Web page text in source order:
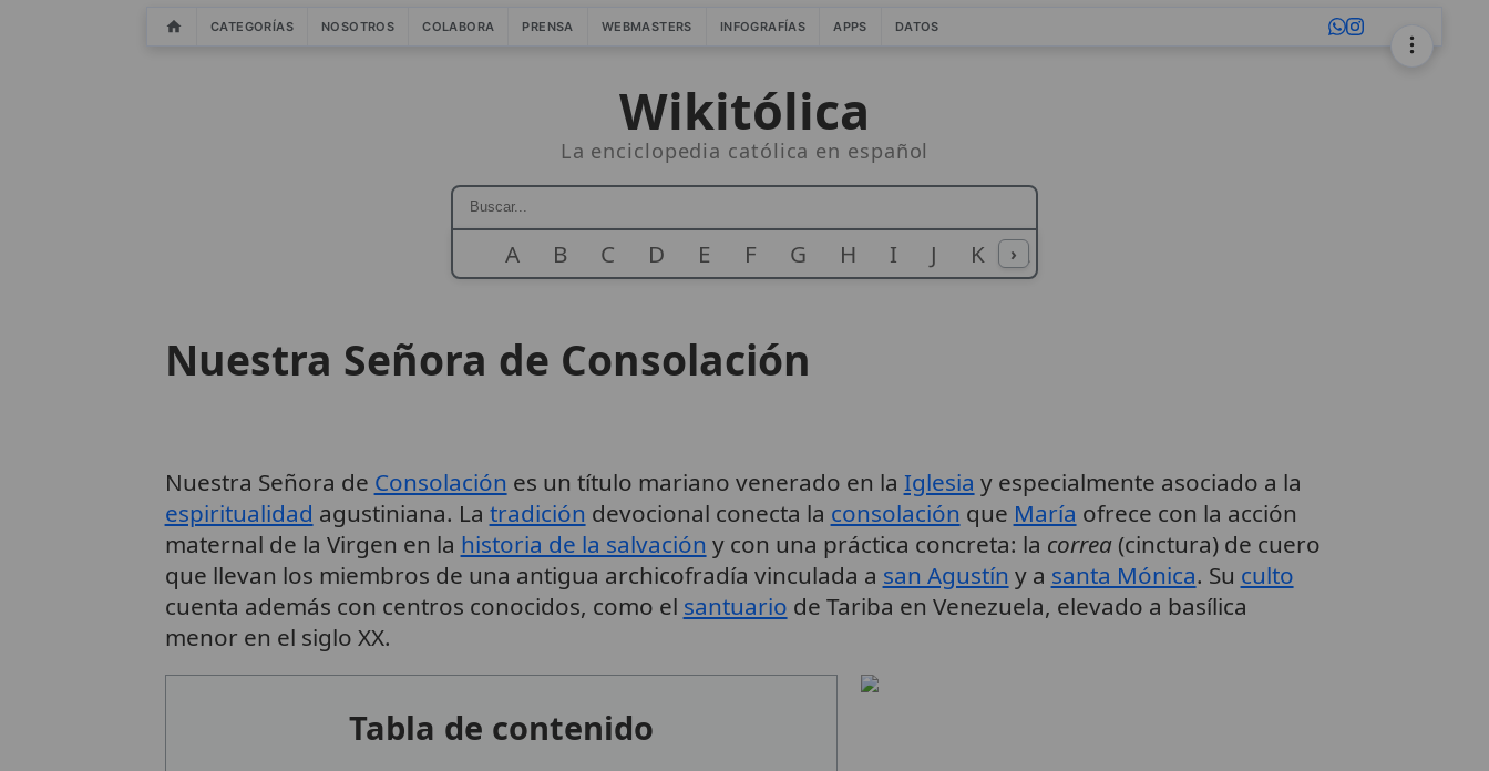
CATEGORÍAS NOSOTROS COLABORA PRENSA WEBMASTERS INFOGRAFÍAS APPS DATOS
Wikitólica
La enciclopedia católica en español
A B C D E F G H I J K L
›
Nuestra Señora de Consolación
Nuestra Señora de Consolación es un título mariano venerado en la Iglesia y especialmente asociado a la
espiritualidad agustiniana. La tradición devocional conecta la consolación que María ofrece con la acción
maternal de la Virgen en la historia de la salvación y con una práctica concreta: la correa(cinctura) de cuero
que llevan los miembros de una antigua archicofradía vinculada a san Agustín y a santa Mónica. Su culto
cuenta además con centros conocidos, como el santuario de Tariba en Venezuela, elevado a basílica
menor en el siglo XX.
Tabla de contenido